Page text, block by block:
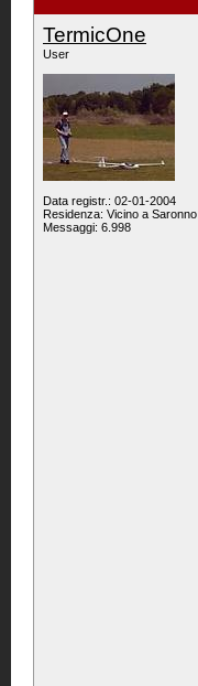
TermicOne
User
Data registr.: 02-01-2004
Residenza: Vicino a Saronno
Messaggi: 6.998